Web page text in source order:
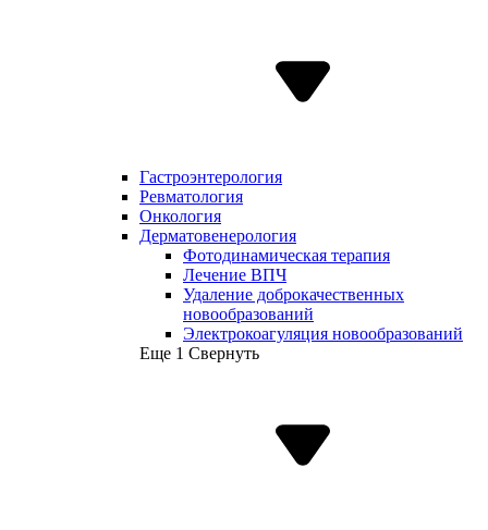
Гастроэнтерология
Ревматология
Онкология
Дерматовенерология
Фотодинамическая терапия
Лечение ВПЧ
Удаление доброкачественных
новообразований
Электрокоагуляция новообразований
Еще 1 Свернуть